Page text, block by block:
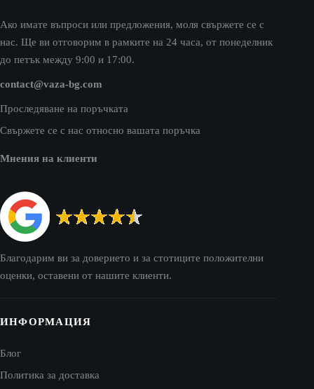
Ако имате въпроси или предложения, моля свържете се с
нас. Ще ви отговорим в рамките на 24 часа, от понеделник
до петък между 9:00 и 17:00.
contact@vaza-bg.com
Проследяване на поръчката
Свържете се с нас относно вашата поръчка
Мнения на клиенти
Благодарим ви за доверието и за стотиците положителни
оценки, оставени от нашите клиенти.
ИНФОРМАЦИЯ
Блог
Политика за доставка